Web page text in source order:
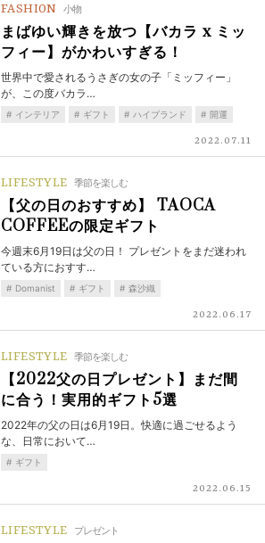
FASHION 小物
まばゆい輝きを放つ【バカラ x ミッ
フィー】がかわいすぎる！
世界中で愛されるうさぎの女の子「ミッフィー」
が、この度バカラ…
インテリア ギフト ハイブランド 開運
2022.07.11
LIFESTYLE 季節を楽しむ
【父の日のおすすめ】 TAOCA
COFFEEの限定ギフト
今週末6月19日は父の日！ プレゼントをまだ迷われ
ている方におすす…
Domanist ギフト 森沙織
2022.06.17
LIFESTYLE 季節を楽しむ
【2022父の日プレゼント】まだ間
に合う！実用的ギフト5選
2022年の父の日は6月19日。快適に過ごせるよう
な、日常において…
ギフト
2022.06.15
LIFESTYLE プレゼント